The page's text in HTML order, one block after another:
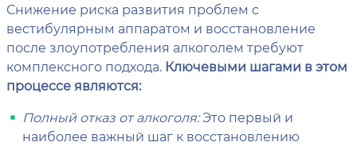
Снижение риска развития проблем с
вестибулярным аппаратом и восстановление
после злоупотребления алкоголем требуют
комплексного подхода. Ключевыми шагами в этом
процессе являются:
Полный отказ от алкоголя:Это первый и
наиболее важный шаг к восстановлению